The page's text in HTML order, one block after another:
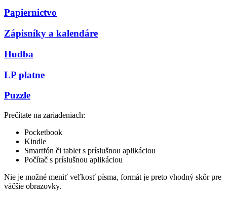
Papiernictvo
Zápisníky a kalendáre
Hudba
LP platne
Puzzle
Prečítate na zariadeniach:
Pocketbook
Kindle
Smartfón či tablet s príslušnou aplikáciou
Počítač s príslušnou aplikáciou
Nie je možné meniť veľkosť písma, formát je preto vhodný skôr pre
väčšie obrazovky.